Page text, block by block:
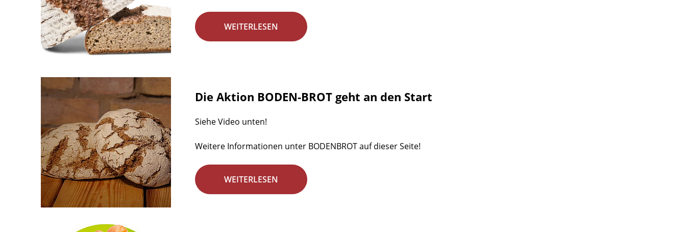
WEITERLESEN
Die Aktion BODEN-BROT geht an den Start
Siehe Video unten!
Weitere Informationen unter BODENBROT auf dieser Seite!
WEITERLESEN